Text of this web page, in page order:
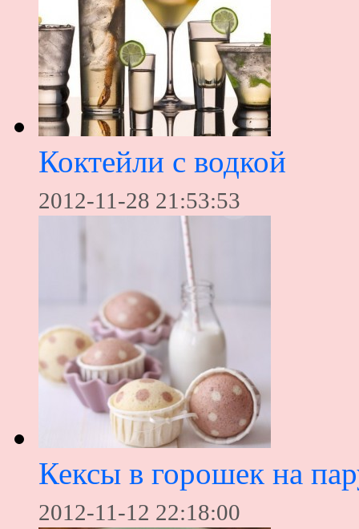
Коктейли с водкой
2012-11-28 21:53:53
Кексы в горошек на
2012-11-12 22:18:00